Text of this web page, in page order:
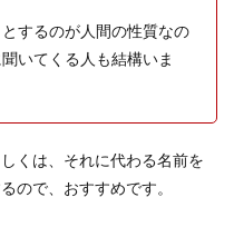
するのが人間の性質なの
いてくる人も結構いま
くは、それに代わる名前を
ので、おすすめです。